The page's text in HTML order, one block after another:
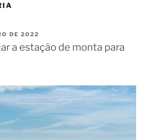
DE 2022
a estação de monta para